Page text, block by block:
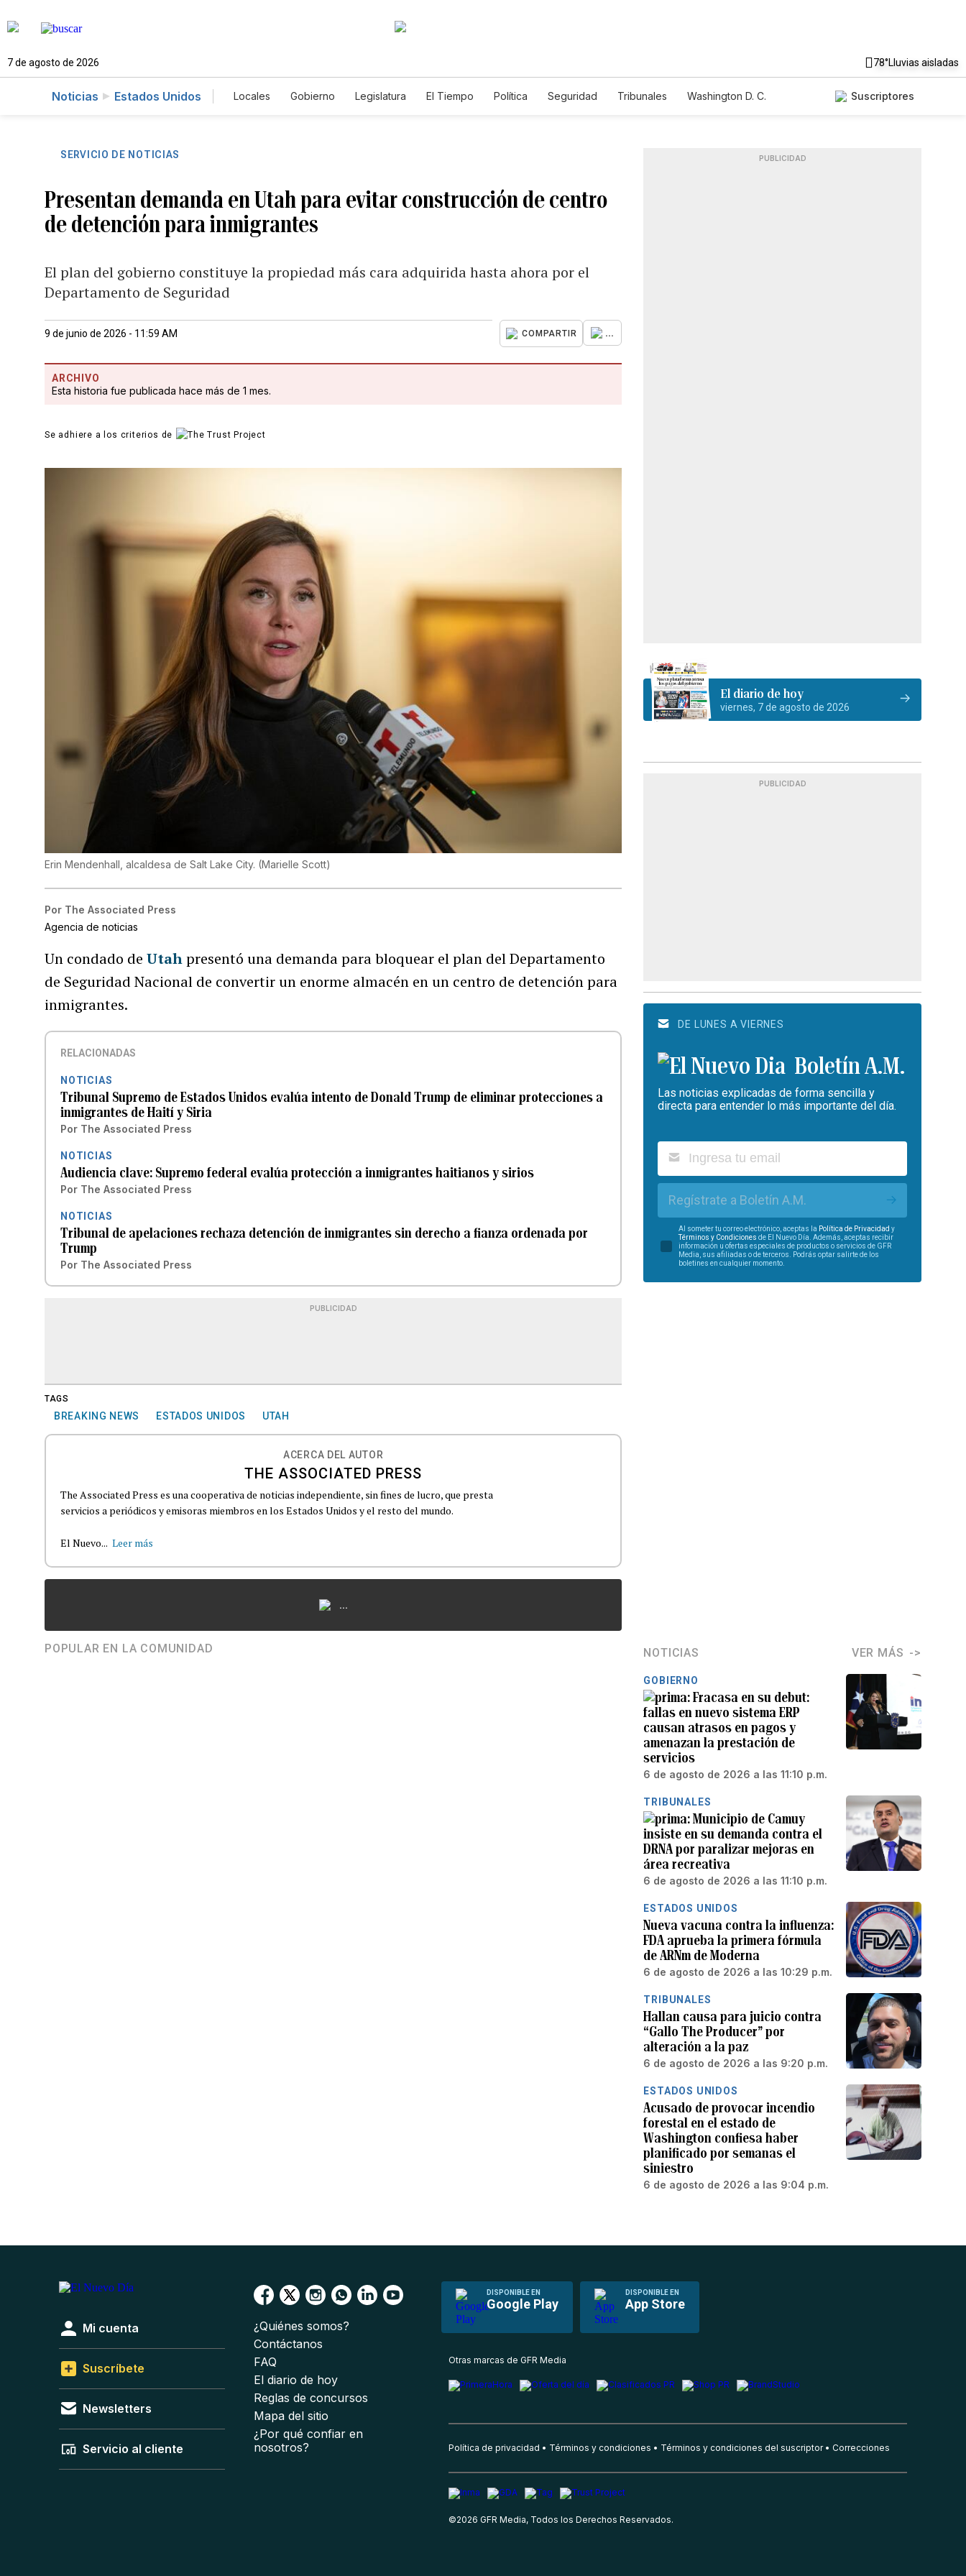
7 de agosto de 2026 78°Lluvias aisladas
Noticias Estados Unidos Locales Gobierno Legislatura El Tiempo Política Seguridad Tribunales
Washington D. C.
Suscriptores
SERVICIO DE NOTICIAS
Presentan demanda en Utah para evitar construcción de centro
de detención para inmigrantes
El plan del gobierno constituye la propiedad más cara adquirida hasta ahora por el
Departamento de Seguridad
9 de junio de 2026 - 11:59 AM COMPARTIR ...
ARCHIVO
Esta historia fue publicada hace más de 1 mes.
Se adhiere a los criterios de
Erin Mendenhall, alcaldesa de Salt Lake City. (Marielle Scott)
Por The Associated Press
Agencia de noticias
Un condado deUtahpresentó una demanda para bloquear el plan del Departamento
de Seguridad Nacional de convertir un enorme almacén en un centro de detención para
inmigrantes.
RELACIONADAS
NOTICIAS
Tribunal Supremo de Estados Unidos evalúa intento de Donald Trump de eliminar protecciones a
inmigrantes de Haití y Siria
Por The Associated Press
NOTICIAS
Audiencia clave: Supremo federal evalúa protección a inmigrantes haitianos y sirios
Por The Associated Press
NOTICIAS
Tribunal de apelaciones rechaza detención de inmigrantes sin derecho a fianza ordenada por
Trump
Por The Associated Press
PUBLICIDAD
TAGS
BREAKING NEWS ESTADOS UNIDOS UTAH
ACERCA DEL AUTOR
THE ASSOCIATED PRESS
The Associated Press es una cooperativa de noticias independiente, sin fines de lucro, que presta
servicios a periódicos y emisoras miembros en los Estados Unidos y el resto del mundo.
El Nuevo... Leer más
...
POPULAR EN LA COMUNIDAD
PUBLICIDAD
El diario de hoy
viernes, 7 de agosto de 2026
PUBLICIDAD
DE LUNES A VIERNES
Boletín A.M.
Las noticias explicadas de forma sencilla y
directa para entender lo más importante del día.
Regístrate a Boletín A.M.
Al someter tu correo electrónico, aceptas la Política de Privacidad y
Términos y Condiciones de El Nuevo Día. Además, aceptas recibir
información u ofertas especiales de productos o servicios de GFR
Media, sus afiliadas o de terceros. Podrás optar salirte de los
boletines en cualquier momento.
NOTICIAS VER MÁS
GOBIERNO
Fracasa en su debut:
fallas en nuevo sistema ERP
causan atrasos en pagos y
amenazan la prestación de
servicios
6 de agosto de 2026 a las 11:10 p.m.
TRIBUNALES
Municipio de Camuy
insiste en su demanda contra el
DRNA por paralizar mejoras en
área recreativa
6 de agosto de 2026 a las 11:10 p.m.
ESTADOS UNIDOS
Nueva vacuna contra la influenza:
FDA aprueba la primera fórmula
de ARNm de Moderna
6 de agosto de 2026 a las 10:29 p.m.
TRIBUNALES
Hallan causa para juicio contra
“Gallo The Producer” por
alteración a la paz
6 de agosto de 2026 a las 9:20 p.m.
ESTADOS UNIDOS
Acusado de provocar incendio
forestal en el estado de
Washington confiesa haber
planificado por semanas el
siniestro
6 de agosto de 2026 a las 9:04 p.m.
DISPONIBLE EN
Google Play
DISPONIBLE EN
App Store
Mi cuenta
Suscríbete
Newsletters
Servicio al cliente
¿Quiénes somos?
Contáctanos
FAQ
El diario de hoy
Reglas de concursos
Mapa del sitio
¿Por qué confiar en
nosotros?
Otras marcas de GFR Media
Política de privacidad Términos y condiciones Términos y condiciones del suscriptor Correcciones
©2026 GFR Media, Todos los Derechos Reservados.